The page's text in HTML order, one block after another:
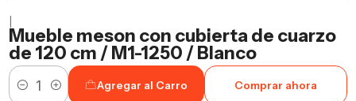
Mueble meson con cubierta de cuarzo
de 120 cm / M1-1250 / Blanco
Cantidad
Agregar al Carro Comprar ahora